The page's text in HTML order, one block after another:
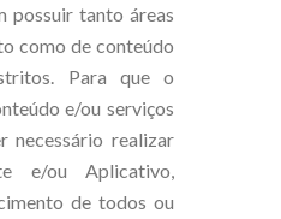
possuir tanto áreas
como de conteúdo
Para que o
e/ou serviços
necessário realizar
e/ou Aplicativo,
de todos ou